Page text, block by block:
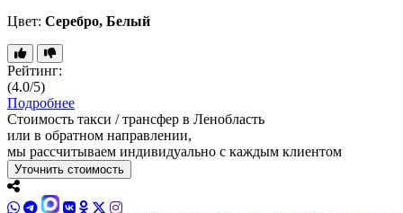
Цвет: Серебро, Белый
Рейтинг:
(4.0/5)
Подробнее
Стоимость такси / трансфер в Ленобласть
или в обратном направлении,
мы рассчитываем индивидуально с каждым клиентом
Уточнить стоимость